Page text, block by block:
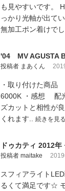
も見やすいです。
っかり光軸が出て
無加工ポン着けでし
'04 MV AGUSTA
投稿者 まあくん
・取り付けた商
6000K ・感想 配
ズカットと相性が
くれます.. 続きを見る
ドゥカティ 2012
投稿者 maitake
スフィアライト
るくて満足です☆